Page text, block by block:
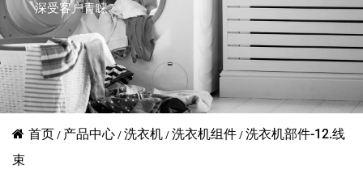
深受客户青睐
首页 / 产品中心 / 洗衣机 / 洗衣机组件 / 洗衣机部件-12.线
束